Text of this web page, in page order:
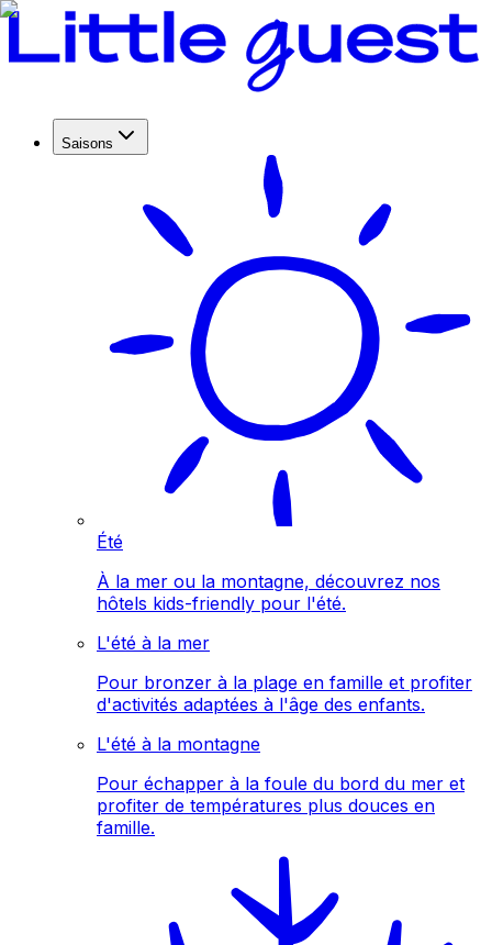
Saisons
Été
À la mer ou la montagne, découvrez nos
hôtels kids-friendly pour l'été.
L'été à la mer
Pour bronzer à la plage en famille et profiter
d'activités adaptées à l'âge des enfants.
L'été à la montagne
Pour échapper à la foule du bord du mer et
profiter de températures plus douces en
famille.